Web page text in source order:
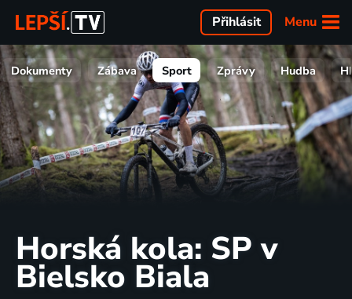
Menu
Přihlásit
Dokumenty Zábava Sport Zprávy Hudba
Horská kola: SP v
Bielsko Biala